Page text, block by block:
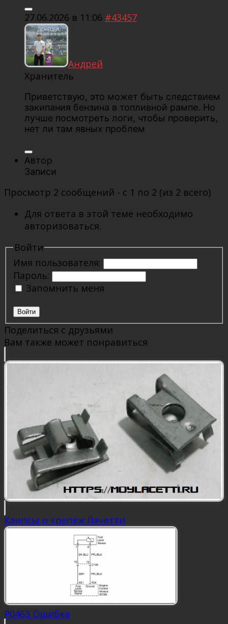
27.06.2026 в 11:06 #43457
Андрей
Хранитель
Приветствую, это может быть следствием
закипания бензина в топливной рампе. Но
лучше посмотреть логи, чтобы проверить,
нет ли там явных проблем
Автор
Записи
Просмотр 2 сообщений - с 1 по 2 (из 2 всего)
Для ответа в этой теме необходимо
авторизоваться.
Войти
Имя пользователя:
Пароль:
Запомнить меня
Войти
Поделиться с друзьями
Вам также может понравиться
Клипсы и крепеж Лачетти
P0463 Ошибка